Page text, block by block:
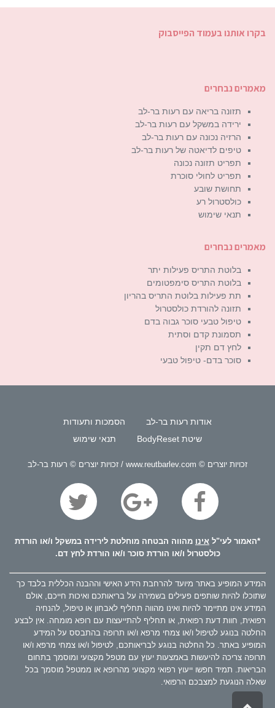
בקרו אותנו בעמוד הפייסבוק
מאמרים נבחרים
תזונה בריאה עם רעות בר-לב
ירידה במשקל עם רעות בר-לב
הרזיה נכונה עם רעות בר-לב
טיפים לדיאטה של רעות בר-לב
תפריט תזונה נכונה
תפריט לחולי סוכרת
תחושת שובע
כולסטרול רע
תנאי שימוש
מאמרים נבחרים
בלוטת התריס פעילות יתר
בלוטת התריס סימפטומים
תת פעילות בלוטת התריס בהריון
תזונה להורדת כולסטרול
טיפול טבעי סוכר גבוה בדם
תסמונת קדם וסתית
לחץ דם תקין
סוכר בדם- טיפול טבעי
אודות רעות בר-לב
הסמכות ותעודות
שיטת BodyReset
תנאי שימוש
זכויות יוצרים © www.reutbarlev.com / זכויות יוצרים © רעות בר-לב
*האמור לעי"ל אינו מהווה הבטחה מוחלטת לירידה במשקל ו/או הורדת
כולסטרול ו/או הורדת סוכר ו/או הורדת לחץ דם.
המידע המופיע באתר מיועד להרחבת הידע האישי וההבנה הכללית בלבד כך
שתוכלו להיות שותפים פעילים בשמירה על בריאותכם ואיכות חייכם, אולם
המידע אינו מתיימר להיות ואינו מהווה תחליף לאבחון או טיפול, להנחיה
רפואית, חוות דעת רפואית, או תחליף להתייעצות עם רופא מומחה. אין לבצע
החלטה בנוגע לטיפול ו/או צמחי מרפא ו/או תרופה בהתבסס על המידע
המופיע באתר. כל החלטה בנוגע לבריאותכם, לטיפול ו/או צמחי מרפא ו/או
תרופה צריכה להיעשות באמצעות יעוץ עם מטפל מקצועי ומוסמך בתחום
הבריאות. תמיד חפשו ייעוץ רפואי מקצועי מהרופא או ממטפל מוסמך בכל
שאלה הנוגעת למצבכם הרפואי.